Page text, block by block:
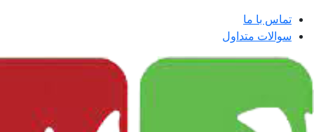
تماس با ما
سوالات متداول